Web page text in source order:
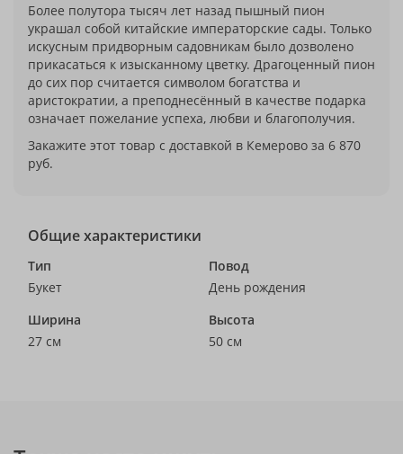
Более полутора тысяч лет назад пышный пион
украшал собой китайские императорские сады. Только
искусным придворным садовникам было дозволено
прикасаться к изысканному цветку. Драгоценный пион
до сих пор считается символом богатства и
аристократии, а преподнесённый в качестве подарка
означает пожелание успеха, любви и благополучия.
Закажите этот товар с доставкой в Кемерово за 6 870
руб.
Общие характеристики
Тип
Букет
Повод
День рождения
Ширина
27 см
Высота
50 см